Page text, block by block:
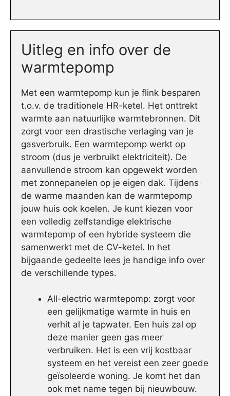
Uitleg en info over de
warmtepomp
Met een warmtepomp kun je flink besparen
t.o.v. de traditionele HR-ketel. Het onttrekt
warmte aan natuurlijke warmtebronnen. Dit
zorgt voor een drastische verlaging van je
gasverbruik. Een warmtepomp werkt op
stroom (dus je verbruikt elektriciteit). De
aanvullende stroom kan opgewekt worden
met zonnepanelen op je eigen dak. Tijdens
de warme maanden kan de warmtepomp
jouw huis ook koelen. Je kunt kiezen voor
een volledig zelfstandige elektrische
warmtepomp of een hybride systeem die
samenwerkt met de CV-ketel. In het
bijgaande gedeelte lees je handige info over
de verschillende types.
All-electric warmtepomp: zorgt voor
een gelijkmatige warmte in huis en
verhit al je tapwater. Een huis zal op
deze manier geen gas meer
verbruiken. Het is een vrij kostbaar
systeem en het vereist een zeer goede
geïsoleerde woning. Je komt het dan
ook met name tegen bij nieuwbouw.